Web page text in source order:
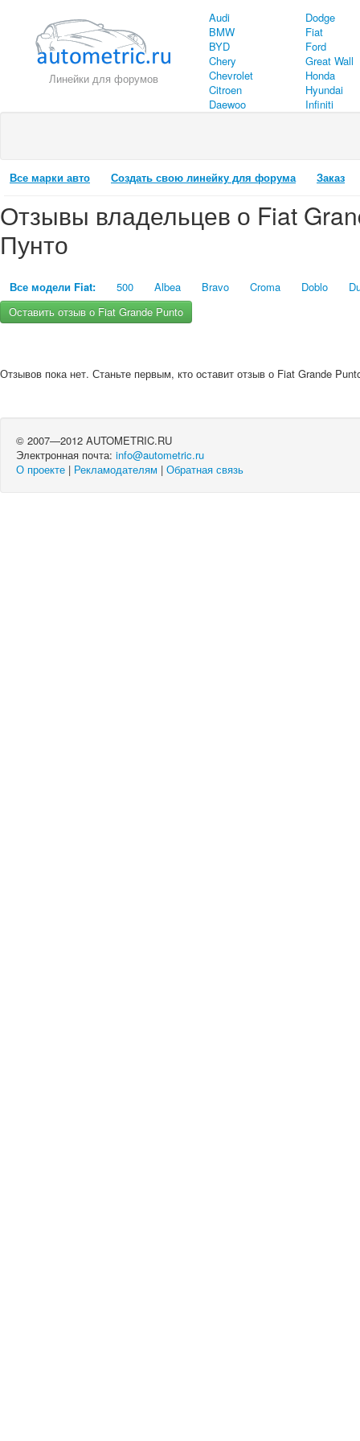
Линейки для форумов
Audi
BMW
BYD
Chery
Chevrolet
Citroen
Daewoo
Dodge
Fiat
Ford
Great Wall
Honda
Hyundai
Infiniti
Все марки авто Создать свою линейку для форума Заказ
Отзывы владельцев о Fiat
Пунто
Все модели Fiat: 500 Albea Bravo Croma Doblo
Оставить отзыв о Fiat Grande Punto
Отзывов пока нет. Станьте первым, кто оставит отзыв о Fiat Grande
© 2007—2012 AUTOMETRIC.RU
Электронная почта: info@autometric.ru
О проекте | Рекламодателям | Обратная связь